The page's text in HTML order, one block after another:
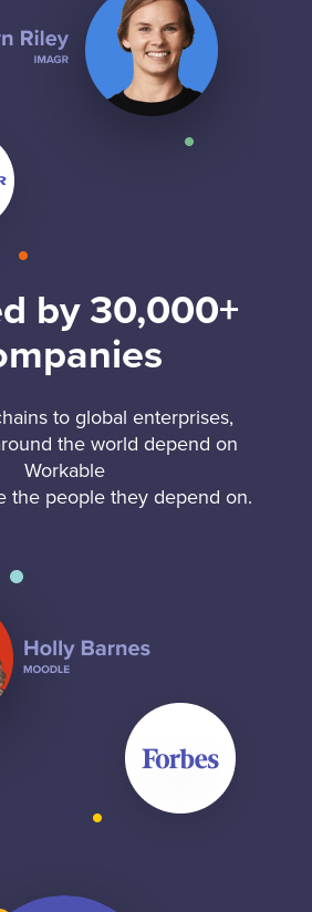
by 30,000+
to global enterprises,
the world depend on
Workable
the people they depend on.